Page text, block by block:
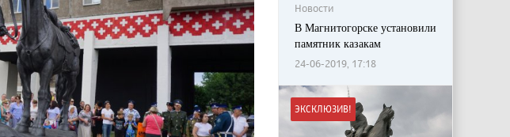
Новости
В Магнитогорске установили
памятник казакам
24-06-2019, 17:18
ЭКСКЛЮЗИВ!